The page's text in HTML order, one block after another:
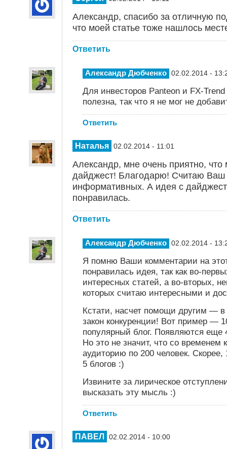
Александр, спасибо за отличную
что моей статье тоже нашлось
Ответить
Александр Дюбченко 02.02.2014 -
Для инвесторов Panteon и FX-
полезна, так что я не мог не
Ответить
Наталья 02.02.2014 - 11:01
Александр, мне очень приятно,
дайджест! Благодарю! Считаю Ваш
информативных. А идея с
понравилась.
Ответить
Александр Дюбченко 02.02.2014 -
Я помню Ваши комментарии на
понравилась идея, так как во-
интересных статей, а во-вторых,
которых считаю интересными и
Кстати, насчет помощи другим — в
закон конкуренции! Вот пример —
популярный блог. Появляются еще
Но это не значит, что со временем
аудиторию по 200 человек. Скорее,
5 блогов :)
Извините за лирическое
высказать эту мысль :)
Ответить
ПАВЕЛ 02.02.2014 - 10:00